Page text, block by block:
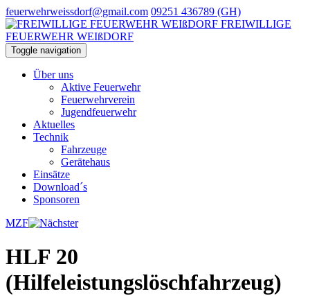
feuerwehrweissdorf@gmail.com 09251 436789 (GH)
FREIWILLIGE
FEUERWEHR WEIßDORF
Toggle navigation
Über uns
Aktive Feuerwehr
Feuerwehrverein
Jugendfeuerwehr
Aktuelles
Technik
Fahrzeuge
Gerätehaus
Einsätze
Download´s
Sponsoren
MZF
HLF 20
(Hilfeleistungslöschfahrzeug)